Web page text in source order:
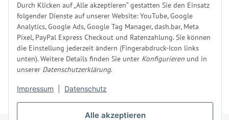
Alle akzeptieren
Durch Klicken auf „Alle akzeptieren“ gestatten Sie den Einsatz
folgender Dienste auf unserer Website: YouTube, Google
Analytics, Google Ads, Google Tag Manager, dash.bar, Meta
Pixel, PayPal Express Checkout und Ratenzahlung. Sie können
die Einstellung jederzeit ändern (Fingerabdruck-Icon links
unten). Weitere Details finden Sie unter Konfigurieren und in
unserer Datenschutzerklärung.
Impressum Datenschutz
Handwerk München. Wir sind mit innovativen Luft- und
Wasserbetten für individuellen Schlafkomfort vor Ort.
Weiter